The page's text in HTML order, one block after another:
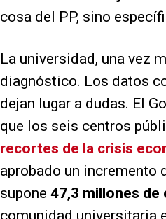
cosa del PP, sino
La universidad, una vez
diagnóstico. Los datos
dejan lugar a dudas. El
que los seis centros
recortes de la crisis
aprobado un incremento
supone 47,3 millones de